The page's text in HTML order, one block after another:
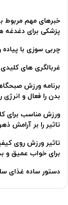
خبرهای مهم مربوط
پزشکی برای دغدغه
چربی سوزی با
غربالگری های
برنامه ورزش
بدن را فعال و
ورزش مناسب برای
تاثیر را بر آرامش
تاثیر ورزش روی
برای خواب عمیق و
دستور ساده غذای